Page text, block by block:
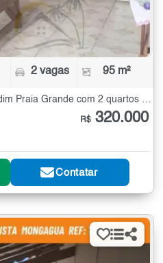
2 vagas 95 m²
Casa Térrea à Venda no Jardim Praia Grande com 2 quartos - 95 m²
R$ 320.000
Contatar